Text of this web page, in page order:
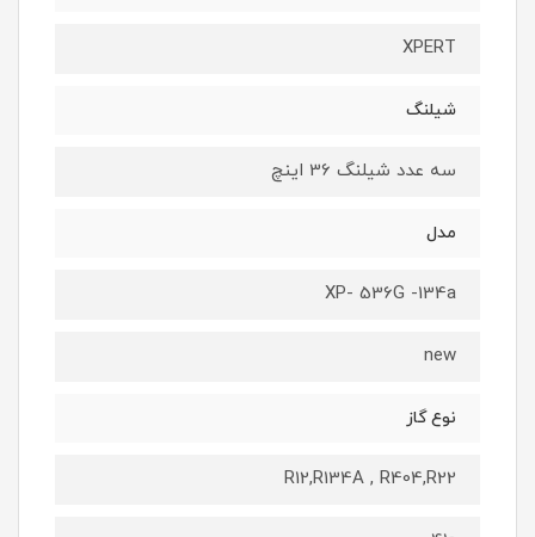
XPERT
شیلنگ
سه عدد شیلنگ 36 اینچ
مدل
XP- 536G -134a
new
نوع گاز
R12,R134A , R404,R22